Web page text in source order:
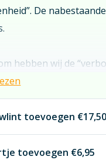
De
hebben wij de
Vaak wordt het
bijvoorbeeld een deel
en het kleine
De bonte
tot een
toevoegen €17,50
toevoegen €6,95